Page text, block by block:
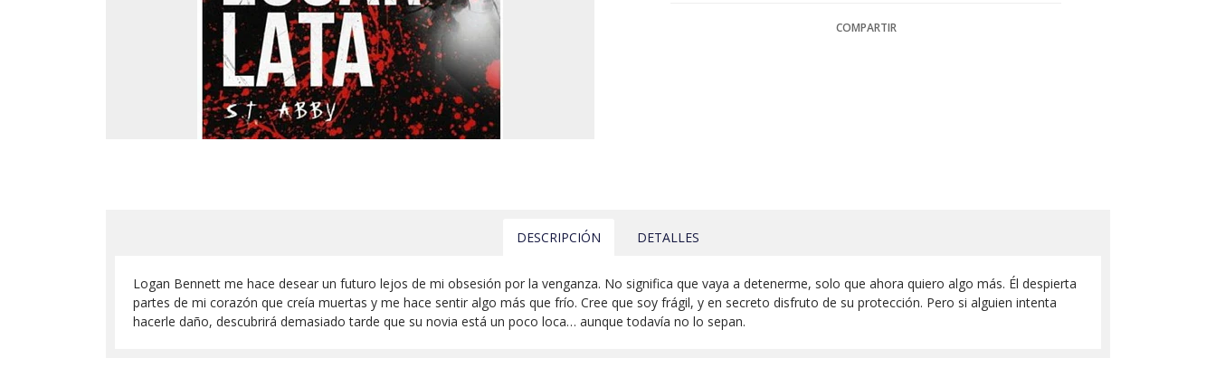
COMPARTIR
DESCRIPCIÓN DETALLES
Logan Bennett me hace desear un futuro lejos de mi obsesión por la venganza. No significa que vaya a detenerme, solo que ahora quiero algo más. Él despierta
partes de mi corazón que creía muertas y me hace sentir algo más que frío. Cree que soy frágil, y en secreto disfruto de su protección. Pero si alguien intenta
hacerle daño, descubrirá demasiado tarde que su novia está un poco loca… aunque todavía no lo sepan.